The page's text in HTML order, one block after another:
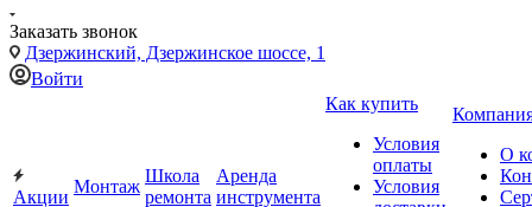
Заказать звонок
Дзержинский, Дзержинское шоссе, 1
Войти
Акции
Монтаж
Школа
ремонта
Аренда
инструмента
Как купить
Условия
оплаты
Условия
О